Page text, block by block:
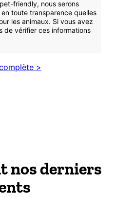
friendly, nous serons
toute transparence quelles
les animaux. Si vous avez
de vérifier ces informations
>
nos derniers